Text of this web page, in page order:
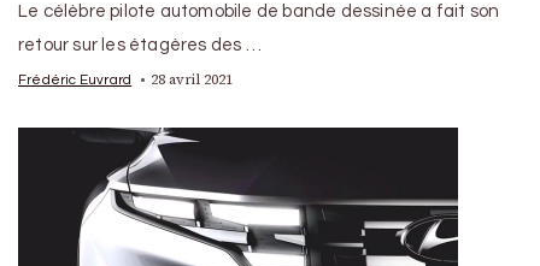
Le célèbre pilote automobile de bande dessinée a fait son
retour sur les étagères des …
Frédéric Euvrard 28 avril 2021